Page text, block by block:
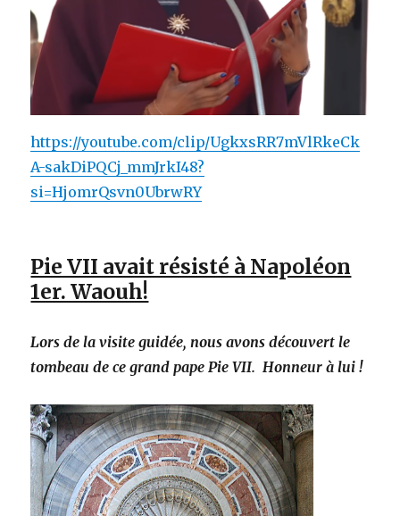
https://youtube.com/clip/UgkxsRR7mVlRkeCk
A-sakDiPQCj_mmJrkI48?
si=HjomrQsvn0UbrwRY
Pie VII avait résisté à Napoléon
1er. Waouh!
Lors de la visite guidée, nous avons découvert le
tombeau de ce grand pape Pie VII. Honneur à lui !